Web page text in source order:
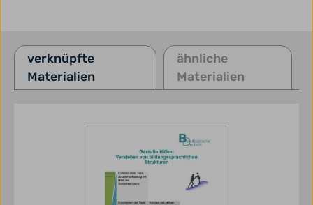
verknüpfte
Materialien
ähnliche
Materialien